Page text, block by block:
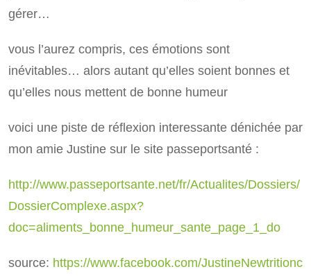
gérer…
vous l’aurez compris, ces émotions sont
inévitables… alors autant qu’elles soient bonnes et
qu’elles nous mettent de bonne humeur
voici une piste de réflexion interessante dénichée par
mon amie Justine sur le site passeportsanté :
http://www.passeportsante.net/fr/Actualites/Dossiers/
DossierComplexe.aspx?
doc=aliments_bonne_humeur_sante_page_1_do
source: https://www.facebook.com/JustineNewtritionc